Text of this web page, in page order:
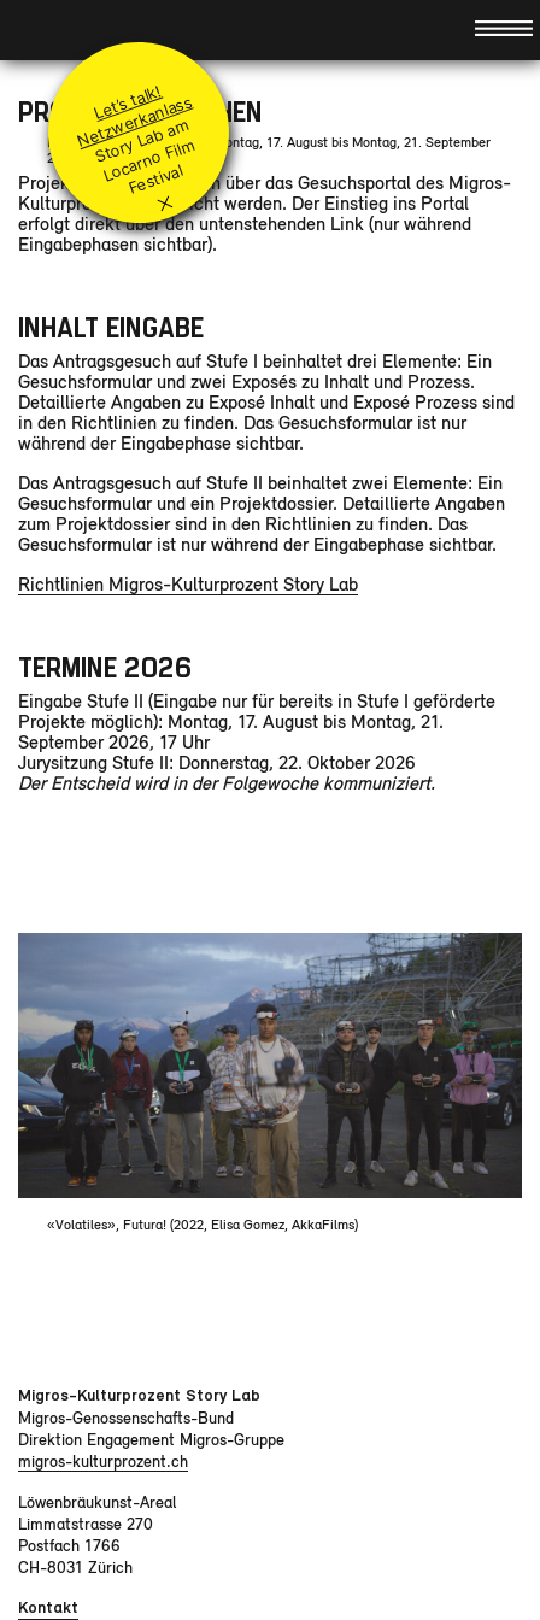
Idee
Team
Jury
Coaches
Förderung
Grundsätze
Projekt einreichen
Q&A
Geförderte Projekte
Module
Festival Booster
Rückblick
Partner*innen
News
Kontakt
FR/IT/ EN/
L
et’
s t
al
k!
N
et
z
w
er
k
a
nl
a
s
s
St
or
y
L
a
b
a
m
L
o
c
ar
n
o
Fil
m
F
e
sti
v
al
×
PROJEKT EINREICHEN
Nächste Eingabe: Stufe II – Montag, 17. August bis Montag, 21. September
2026
Projekte können lediglich über das Gesuchsportal des Migros-
Kulturprozent eingereicht werden. Der Einstieg ins Portal
erfolgt direkt über den untenstehenden Link (nur während
Eingabephasen sichtbar).
INHALT EINGABE
Das Antragsgesuch auf Stufe I beinhaltet drei Elemente: Ein
Gesuchsformular und zwei Exposés zu Inhalt und Prozess.
Detaillierte Angaben zu Exposé Inhalt und Exposé Prozess sind
in den Richtlinien zu finden. Das Gesuchsformular ist nur
während der Eingabephase sichtbar.
Das Antragsgesuch auf Stufe II beinhaltet zwei Elemente: Ein
Gesuchsformular und ein Projektdossier. Detaillierte Angaben
zum Projektdossier sind in den Richtlinien zu finden. Das
Gesuchsformular ist nur während der Eingabephase sichtbar.
Richtlinien Migros-Kulturprozent Story Lab
TERMINE 2026
Eingabe Stufe II (Eingabe nur für bereits in Stufe I geförderte
Projekte möglich): Montag, 17. August bis Montag, 21.
September 2026, 17 Uhr
Jurysitzung Stufe II: Donnerstag, 22. Oktober 2026
Der Entscheid wird in der Folgewoche kommuniziert.
«Volatiles», Futura! (2022, Elisa Gomez, AkkaFilms)
Migros-Kulturprozent Story Lab
Migros-Genossenschafts-Bund
Direktion Engagement Migros-Gruppe
migros-kulturprozent.ch
Löwenbräukunst-Areal
Limmatstrasse 270
Postfach 1766
CH-8031 Zürich
Kontakt